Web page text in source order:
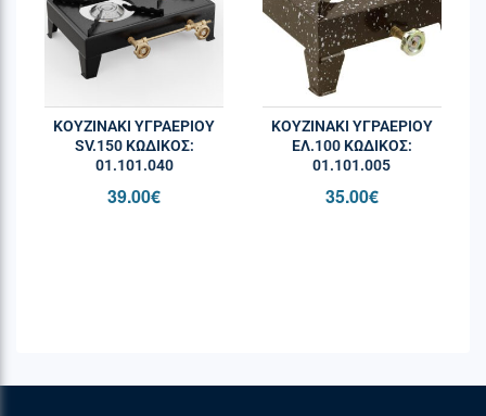
ΚΟΥΖΙΝΑΚΙ ΥΓΡΑΕΡΙΟΥ
SV.150 ΚΩΔΙΚΌΣ:
01.101.040
39.00€
ΚΟΥΖΙΝΑΚΙ ΥΓΡΑΕΡΙΟΥ
ΕΛ.100 ΚΩΔΙΚΌΣ:
01.101.005
35.00€